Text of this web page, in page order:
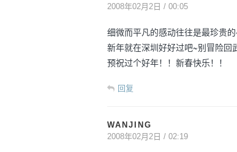
2008年02月2日 / 00:05
细微而平凡的感动往往是最珍贵的
新年就在深圳好好过吧~别冒险回
预祝过个好年！！新春快乐！！
回复
WANJING
2008年02月2日 / 02:19